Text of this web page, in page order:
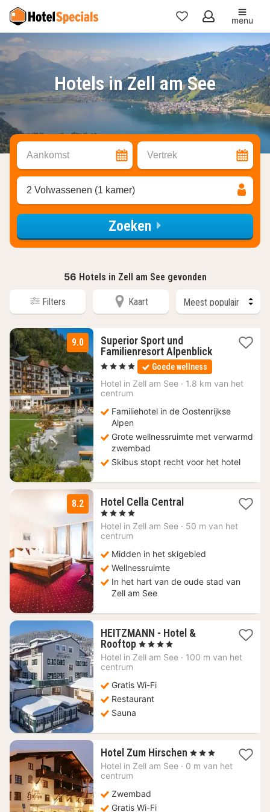
Mijn
favorieten
menu
Hotels in Zell am See
Aankomst Vertrek
2 Volwassenen (1 kamer)
Zoeken
56 Hotels in Zell am See gevonden
Filters Kaart
9.0
Superior Sport und
Familienresort Alpenblick2
nachten
vanaf
227,20
, 4 Sterren Goede wellness
Hotel in Zell am See · 1.8 km van het
centrum
Familiehotel in de Oostenrijkse
Alpen
Grote wellnessruimte met verwarmd
zwembad
Skibus stopt recht voor het hotel
8.2 Hotel Cella Central1
vanaf
, 4 Sterren
Hotel in Zell am See · 50 m van het
centrum
Midden in het skigebied
Wellnessruimte
In het hart van de oude stad van
Zell am See
HEITZMANN - Hotel &
Rooftop 1
nacht
€
, 4 Sterren
Hotel in Zell am See · 100 m van het
centrum
Gratis Wi-Fi
Restaurant
Sauna
Hotel Zum Hirschen 1
nacht
, 3 Sterren
Hotel in Zell am See · 0 m van het
centrum
Zwembad
Gratis Wi-Fi